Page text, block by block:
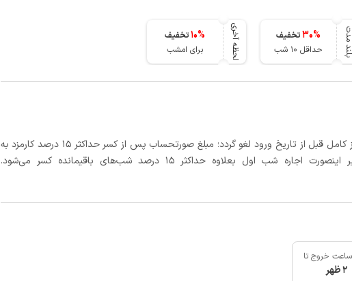
بلند مدت 30%
تخفیف
حداقل 10 شب
لحظه آخری 10%
تخفیف
برای امشب
در صورتی که رزرو، حداقل 3 روز کامل قبل از تاریخ ورود لغو گردد؛ مبلغ صورتحساب پس از کسر حداکثر 15 درصد کارمزد به
اول بعلاوه حداکثر 15 درصد شب‌های باقیمانده کسر می‌شود.
ساعت خروج تا
2 ظهر